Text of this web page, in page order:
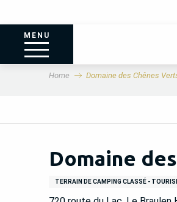
MENU
Home Domaine des Chênes
Domaine
TERRAIN DE CAMPING CLASSÉ -